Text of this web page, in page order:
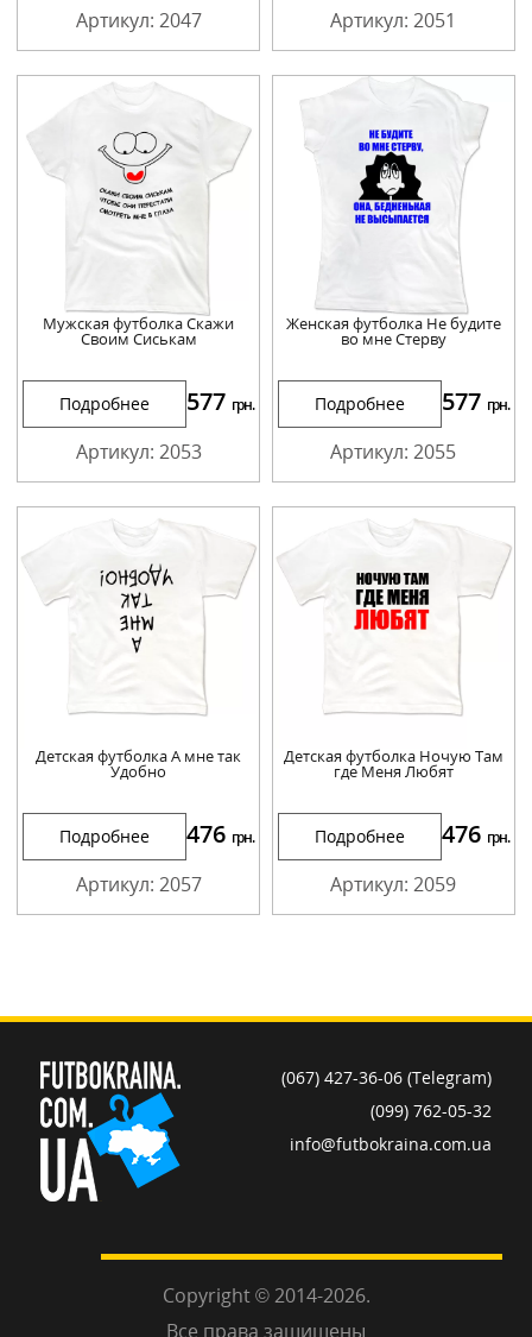
Артикул: 2047 Артикул: 2051
Мужская футболка Скажи
Своим Сиськам
Подробнее 577 грн.
Артикул: 2053
Женская футболка Не будите
во мне Стерву
Подробнее 577 грн.
Артикул: 2055
Детская футболка А мне так
Удобно
Подробнее 476 грн.
Артикул: 2057
Детская футболка Ночую Там
где Меня Любят
Подробнее 476 грн.
Артикул: 2059
(067) 427-36-06 (Telegram)
(099) 762-05-32
info@futbokraina.com.ua
Copyright © 2014-2026.
Все права защищены